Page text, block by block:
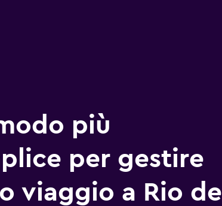
più
per gestire
viaggio a Rio de